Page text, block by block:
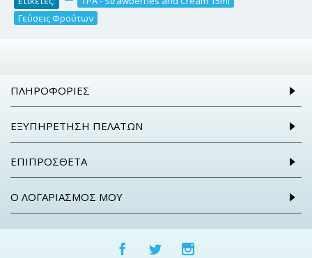
Γεύσεις Φρούτων
ΠΛΗΡΟΦΟΡΊΕΣ
ΕΞΥΠΗΡΈΤΗΣΗ ΠΕΛΑΤΏΝ
ΕΠΙΠΡΌΣΘΕΤΑ
Ο ΛΟΓΑΡΙΑΣΜΌΣ ΜΟΥ